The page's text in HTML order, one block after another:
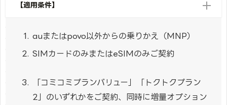
【適用条件】
auまたはpovo以外からの乗りかえ（MNP）
SIMカードのみまたはeSIMのみご契約
「コミコミプランバリュー」「トクトクプラン
2」のいずれかをご契約、同時に増量オプション